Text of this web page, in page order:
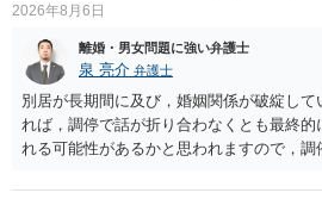
2026年8月6日
離婚・男女問題に強い弁護士
泉 亮介 弁護士
別居が長期間に及び，婚姻関係が破綻し
れば，調停で話が折り合わなくとも最終的
れる可能性があるかと思われますので，
は調停が成立するということはないため